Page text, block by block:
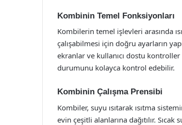
Kombinin Temel Fonksiyonları
Kombilerin temel işlevleri arasında
çalışabilmesi için doğru ayarların
ekranlar ve kullanıcı dostu kontroller
durumunu kolayca kontrol edebilir.
Kombinin Çalışma Prensibi
Kombiler, suyu ısıtarak ısıtma
evin çeşitli alanlarına dağıtılır.